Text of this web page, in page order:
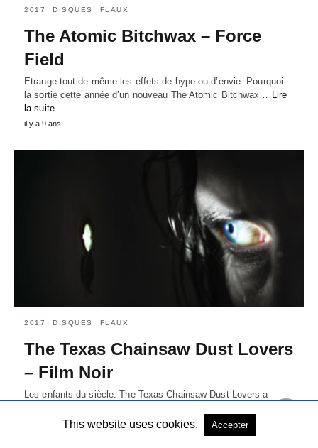
2017 DISQUES FLAUX
The Atomic Bitchwax – Force
Field
Etrange tout de même les effets de hype ou d’envie. Pourquoi
la sortie cette année d’un nouveau The Atomic Bitchwax… Lire
la suite
il y a 9 ans
2017 DISQUES FLAUX
The Texas Chainsaw Dust Lovers
– Film Noir
Les enfants du siècle. The Texas Chainsaw Dust Lovers a
précédentes…Lire la suite
This website uses cookies. Accepter